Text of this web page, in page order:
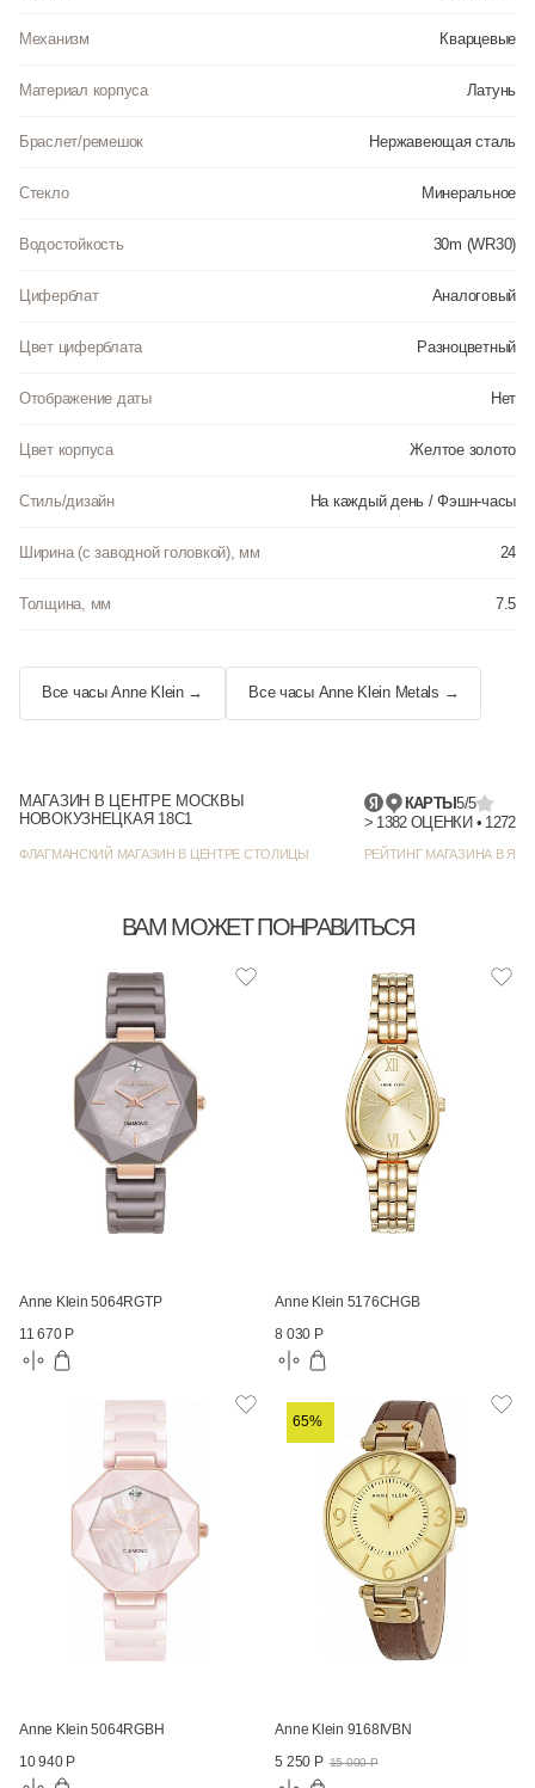
Механизм Кварцевые
Материал корпуса Латунь
Браслет/ремешок Нержавеющая сталь
Стекло Минеральное
Водостойкость 30m (WR30)
Циферблат Аналоговый
Цвет циферблата Разноцветный
Отображение даты Нет
Цвет корпуса Желтое золото
Стиль/дизайн На каждый день / Фэшн-часы
Ширина (с заводной головкой), мм 24
Толщина, мм 7.5
Все часы Anne Klein → Все часы Anne Klein Metals →
МАГАЗИН В ЦЕНТРЕ МОСКВЫ
НОВОКУЗНЕЦКАЯ 18С1
ФЛАГМАНСКИЙ МАГАЗИН В ЦЕНТРЕ СТОЛИЦЫ
КАРТЫ5/5
РЕЙТИНГ МАГАЗИНА В
ВАМ МОЖЕТ ПОНРАВИТЬСЯ
Anne Klein 5064RGTP
11 670 Р
Anne Klein 5176CHGB
8 030 Р
Anne Klein 5064RGBH
10 940 Р
65%
Anne Klein 9168IVBN
5 250 Р 15 000 Р